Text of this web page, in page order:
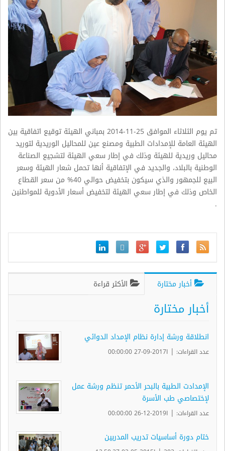
تم يوم الثلاثاء الموافق 25-11-2014 بمباني الهيئة توقيع اتفاقية بين
الهيئة العامة للإمدادات الطبية ومصنع عين للمحاليل الوريدية لتوريد
محاليل وريدية للهيئة وذلك في إطار سعي الهيئة لتشجيع الصناعة
الوطنية بالبلاد، والجديد في الإتفاقية أنها تحمل شعار الهيئة وسعر
البيع للجمهور والذي سيكون بتخفيض حوالي 40% من سعر القطاع
الخاص وذلك في إطار سعي الهيئة لتخفيض أسعار الأدوية للمواطنين
.
أخبار مختارة الأكثر قراءة
أخبار مختارة
انطلاقة ورشة إدارة نظام الإمداد الدوائي
عدد القراءات: | ا2017-09-27 00:00:00
الإمدادت الطبية بالبحر الأحمر تنظم ورشة عمل
لإختصاصي طب الأسرة
عدد القراءات: | ا2019-12-26 00:00:00
ختام دورة أساسيات تدريب المدربين